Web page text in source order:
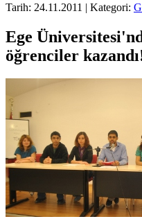
Tarih: 24.11.2011 | Kategori:
Ege
öğrenciler